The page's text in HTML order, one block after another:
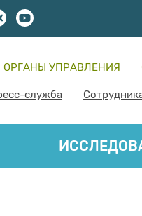
ОРГАНЫ УПРАВЛЕНИЯ
служба